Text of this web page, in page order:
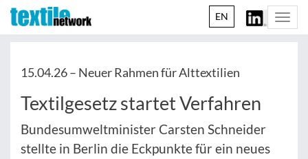
EN
15.04.26 – Neuer Rahmen für Alttextilien
Textilgesetz startet Verfahren
Bundesumweltminister Carsten Schneider
stellte in Berlin die Eckpunkte für ein neues